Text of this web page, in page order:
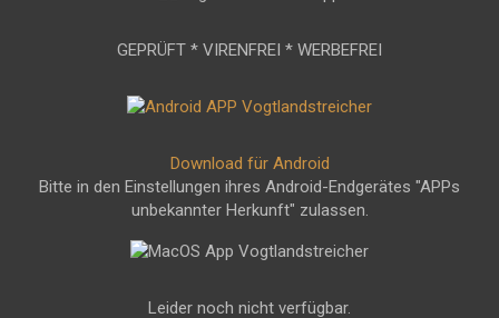
GEPRÜFT * VIRENFREI * WERBEFREI
Download für Android
Bitte in den Einstellungen ihres Android-Endgerätes "APPs
unbekannter Herkunft" zulassen.
Leider noch nicht verfügbar.